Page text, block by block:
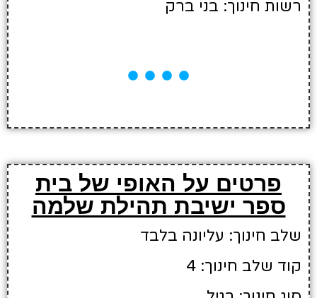
רשות חינוך: בני ברק
פרטים על האופי של בית
ספר ישיבת תהילת שלמה
שלב חינוך: עליונה בלבד
קוד שלב חינוך: 4